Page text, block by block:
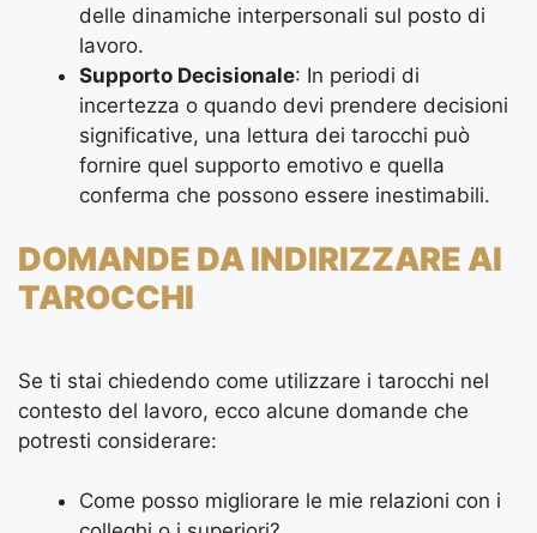
delle dinamiche interpersonali sul posto di
lavoro.
Supporto Decisionale: In periodi di
incertezza o quando devi prendere decisioni
significative, una lettura dei tarocchi può
fornire quel supporto emotivo e quella
conferma che possono essere inestimabili.
DOMANDE DA INDIRIZZARE AI
TAROCCHI
Se ti stai chiedendo come utilizzare i tarocchi nel
contesto del lavoro, ecco alcune domande che
potresti considerare:
Come posso migliorare le mie relazioni con i